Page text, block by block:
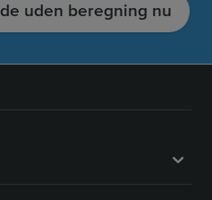
uden beregning nu